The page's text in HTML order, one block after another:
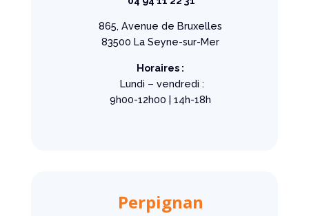
865, Avenue de Bruxelles
83500 La Seyne-sur-Mer
Horaires :
Lundi – vendredi :
9h00-12h00 | 14h-18h
Perpignan